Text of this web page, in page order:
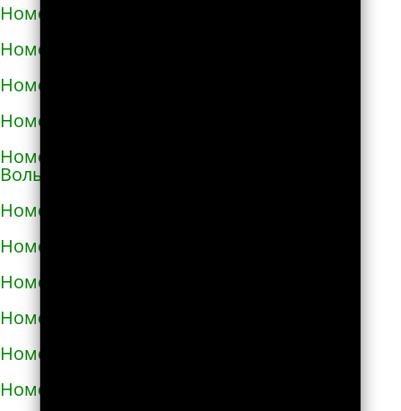
Номера телефонов такси в Винниках
Номера телефонов такси в Виннице
Номера телефонов такси в Виноградове
Номера телефонов такси в Вишнёвом
Номера телефонов такси во Владимире-
Волынском
Номера телефонов такси в Вознесенске
Номера телефонов такси в Волочиске
Номера телефонов такси в Вольногорске
Номера телефонов такси в Вольнянске
Номера телефонов такси в Вышгороде
Номера телефонов такси в Гайвороне